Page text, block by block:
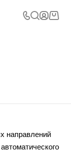
направлений